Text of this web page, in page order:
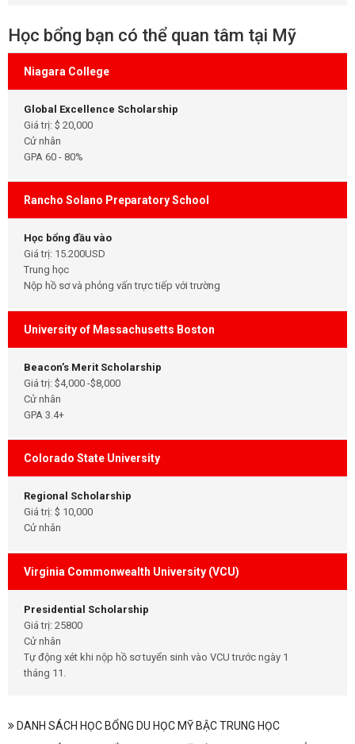
Học bổng bạn có thể quan tâm tại Mỹ
Niagara College
Global Excellence Scholarship
Giá trị: $ 20,000
Cử nhân
GPA 60 - 80%
Rancho Solano Preparatory School
Học bổng đầu vào
Giá trị: 15.200USD
Trung học
Nộp hồ sơ và phỏng vấn trực tiếp với trường
University of Massachusetts Boston
Beacon’s Merit Scholarship
Giá trị: $4,000 -$8,000
Cử nhân
GPA 3.4+
Colorado State University
Regional Scholarship
Giá trị: $ 10,000
Cử nhân
Virginia Commonwealth University (VCU)
Presidential Scholarship
Giá trị: 25800
Cử nhân
Tự động xét khi nộp hồ sơ tuyển sinh vào VCU trước ngày 1
tháng 11.
DANH SÁCH HỌC BỔNG DU HỌC MỸ BẬC TRUNG HỌC